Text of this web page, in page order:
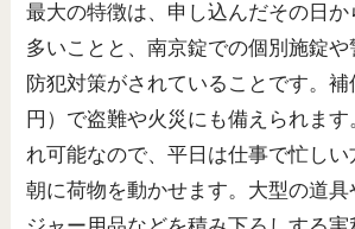
最大の特徴は、申し込んだその日
多いことと、南京錠での個別施錠
防犯対策がされていることです。
円）で盗難や火災にも備えられます
れ可能なので、平日は仕事で忙し
朝に荷物を動かせます。大型の道具